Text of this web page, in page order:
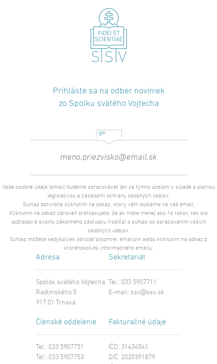
Prihláste sa na odber noviniek
zo Spolku svätého Vojtecha
Vaše osobné údaje (email) budeme spracovávať len za týmto účelom v súlade s platnou
legislatívou a zásadami ochrany osobných údajov.
Súhlas potvrdíte kliknutím na odkaz, ktorý vám pošleme na váš email.
Kliknutím na odkaz zároveň prehlasujete, že ak máte menej ako 16 rokov, tak ste
požiadal/a svojho zákonného zástupcu (rodiča) o súhlas so spracovaním vašich
osobných údajov.
Súhlas môžete kedykoľvek odvolať písomne, emailom alebo kliknutím na odkaz z
ktoréhokoľvek informačného emailu.
Adresa
Spolok svätého Vojtecha
Radlinského 5
917 01 Trnava
Sekretariát
Tel.: 033 5907711
E-mail: ssv@ssv.sk
Členské oddelenie
Tel.: 033 5907751
Tel.: 033 5907753
Fakturačné údaje
IČO: 31434541
DIČ: 2020391879